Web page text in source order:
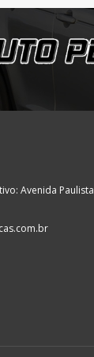
Avenida Paulista